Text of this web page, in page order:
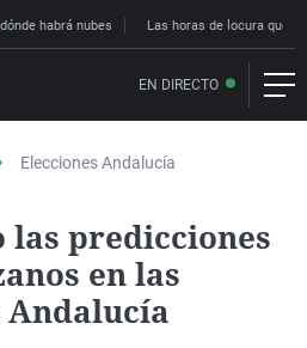
habrá nubes Las horas de locura que
EN DIRECTO
Elecciones Andalucía
las predicciones
en las
Andalucía